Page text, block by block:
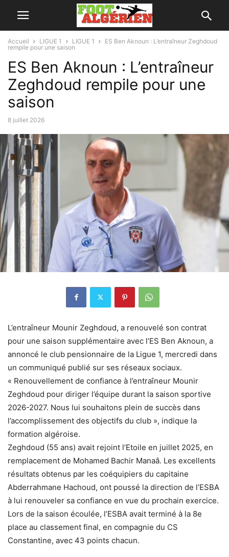
Accueil LIGUE 1 LIGUE 1
ES Ben Aknoun : L’entraîneur Zeghdoud
rempile pour une saison
ES Ben Aknoun : L’entraîneur
Zeghdoud rempile pour une
saison
8 juillet 2026
L’entraîneur Mounir Zeghdoud, a renouvelé son contrat
pour une saison supplémentaire avec l’ES Ben Aknoun, a
annoncé le club pensionnaire de la Ligue 1, mercredi dans
un communiqué publié sur ses réseaux sociaux.
« Renouvellement de confiance à l’entraîneur Mounir
Zeghdoud pour diriger l’équipe durant la saison sportive
2026-2027. Nous lui souhaitons plein de succès dans
l’accomplissement des objectifs du club », indique la
formation algéroise.
Zeghdoud (55 ans) avait rejoint l’Etoile en juillet 2025, en
remplacement de Mohamed Bachir Manaâ. Les excellents
résultats obtenus par les coéquipiers du capitaine
Abderrahmane Hachoud, ont poussé la direction de l’ESBA
à lui renouveler sa confiance en vue du prochain exercice.
Lors de la saison écoulée, l’ESBA avait terminé à la 8e
place au classement final, en compagnie du CS
Constantine, avec 43 points chacun.